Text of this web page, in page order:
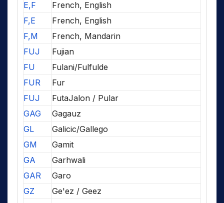
E,F
French, English
F,E
French, English
F,M
French, Mandarin
FUJ
Fujian
FU
Fulani/Fulfulde
FUR
Fur
FUJ
FutaJalon / Pular
GAG
Gagauz
GL
Galicic/Gallego
GM
Gamit
GA
Garhwali
GAR
Garo
GZ
Ge'ez / Geez